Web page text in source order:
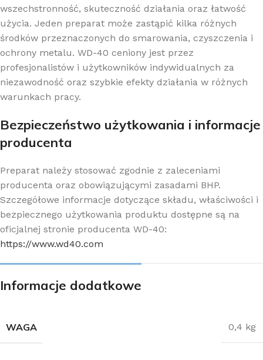
wszechstronność, skuteczność działania oraz łatwość
użycia. Jeden preparat może zastąpić kilka różnych
środków przeznaczonych do smarowania, czyszczenia i
ochrony metalu. WD-40 ceniony jest przez
profesjonalistów i użytkowników indywidualnych za
niezawodność oraz szybkie efekty działania w różnych
warunkach pracy.
Bezpieczeństwo użytkowania i informacje
producenta
Preparat należy stosować zgodnie z zaleceniami
producenta oraz obowiązującymi zasadami BHP.
Szczegółowe informacje dotyczące składu, właściwości i
bezpiecznego użytkowania produktu dostępne są na
oficjalnej stronie producenta WD-40:
https://www.wd40.com
Informacje dodatkowe
WAGA 0,4 kg